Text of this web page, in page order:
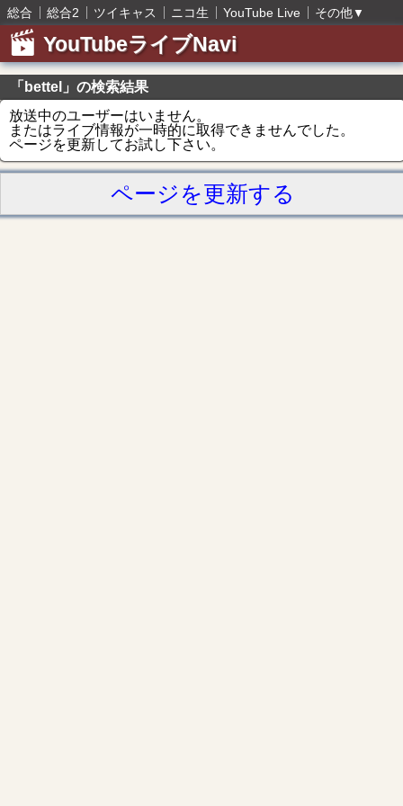
総合 総合2 ツイキャス ニコ生 YouTube Live その他▼
YouTubeライブNavi
「bettel」の検索結果
放送中のユーザーはいません。
またはライブ情報が一時的に取得できませんでした。
ページを更新してお試し下さい。
ページを更新する